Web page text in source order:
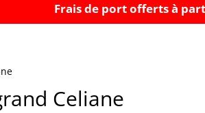
Frais de port offerts à
Celiane